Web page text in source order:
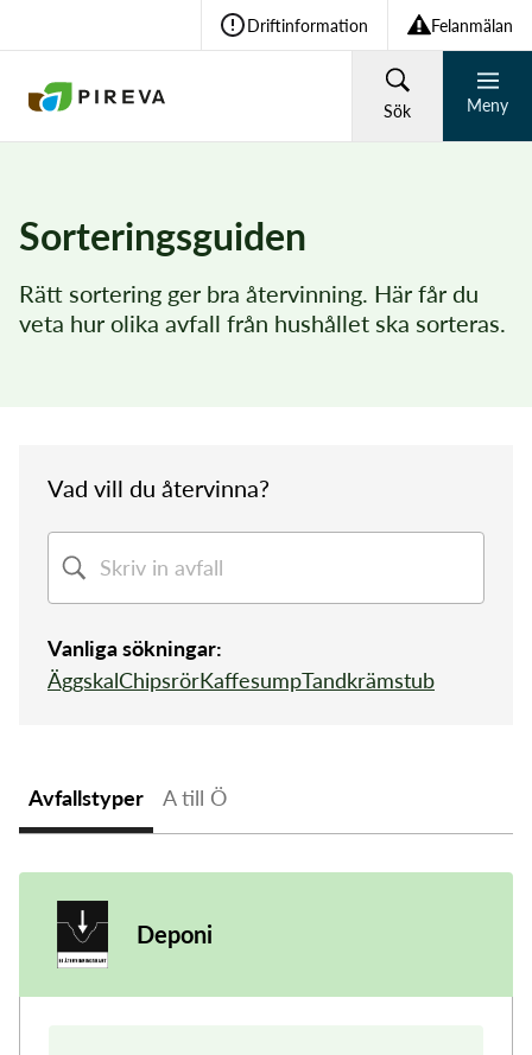
Driftinformation Felanmälan
Sök Meny
Mina sidor
Kundservice
Vad söker du?
Sorteringsguide Sophämtning
Sorteringsguiden
Rätt sortering ger bra återvinning. Här får du
veta hur olika avfall från hushållet ska sorteras.
Vad vill du återvinna?
Vanliga sökningar:
ÄggskalChipsrörKaffesumpTandkrämstub
Avfallstyper A till Ö
Deponi